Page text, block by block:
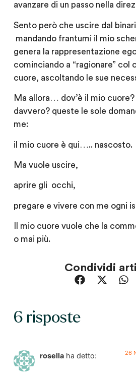
avanzare di un passo nella
Sento però che uscire dal
mandando frantumi il mio
genera la rappresentazione
cominciando a “ragionare” col
cuore, ascoltando le sue
Ma allora… dov’è il mio
davvero? queste le sole
me:
il mio cuore è qui….. nascosto.
Ma vuole uscire,
aprire gli occhi,
pregare e vivere con me ogni
Il mio cuore vuole che la
o mai più.
Condividi
6 risposte
rosella ha detto: 26